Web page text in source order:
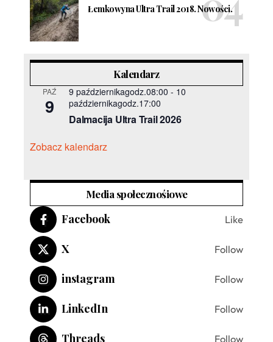
Łemkowyna Ultra Trail 2018. Nowości.
Kalendarz
PAŹ
9
9 październikagodz.08:00 - 10
październikagodz.17:00
Dalmacija Ultra Trail 2026
Zobacz kalendarz
Media społecznośiowe
Facebook Like
X Follow
instagram Follow
LinkedIn Follow
Threads Follow